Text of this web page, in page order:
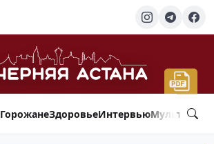
ГорожанеЗдоровьеИнтервью